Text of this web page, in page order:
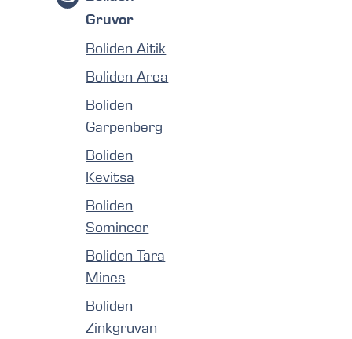
Gruvor
Boliden Aitik
Boliden Area
Boliden
Garpenberg
Boliden
Kevitsa
Boliden
Somincor
Boliden Tara
Mines
Boliden
Zinkgruvan